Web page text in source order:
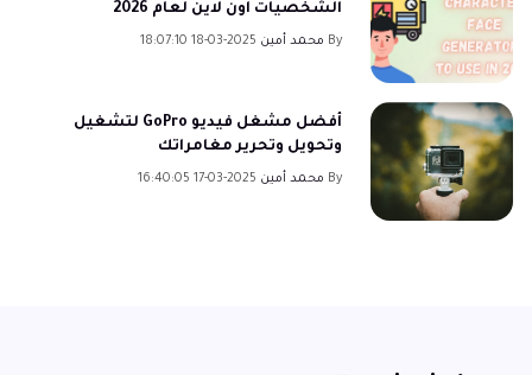
الشخصيات اون لاين لعام 2026
By محمد أمين
أفضل مشغل فيديو GoPro لتشغيل
وتحويل وتحرير مغامراتك
By محمد أمين